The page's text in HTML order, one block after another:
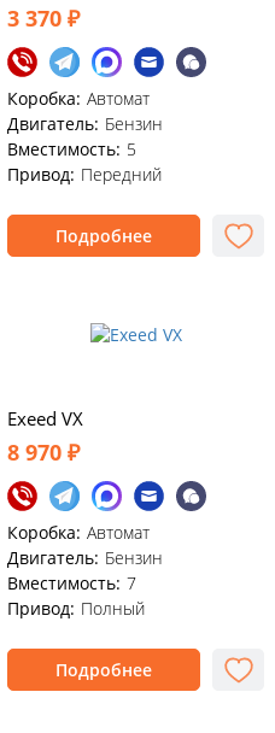
3 370 ₽
Коробка: Автомат
Двигатель: Бензин
Вместимость: 5
Привод: Передний
Подробнее
Exeed VX
8 970 ₽
Коробка: Автомат
Двигатель: Бензин
Вместимость: 7
Привод: Полный
Подробнее